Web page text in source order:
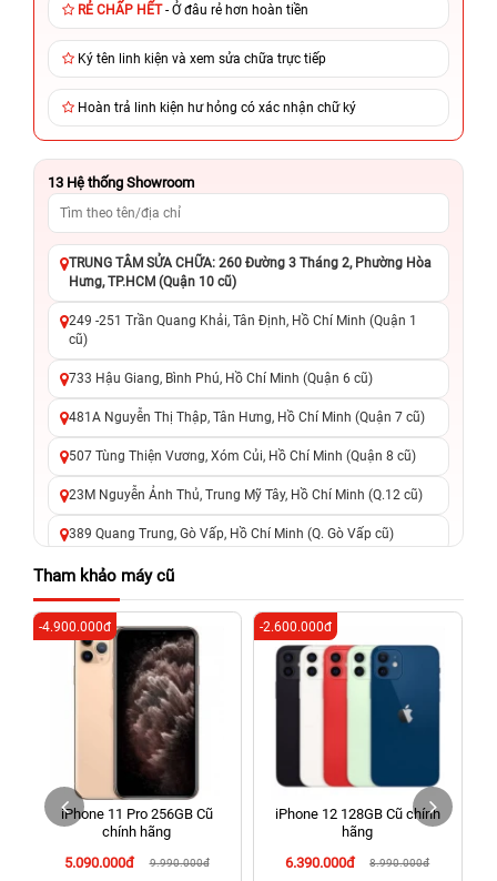
RẺ CHẤP HẾT- Ở đâu rẻ hơn hoàn tiền
Ký tên linh kiện và xem sửa chữa trực tiếp
Hoàn trả linh kiện hư hỏng có xác nhận chữ ký
13 Hệ thống Showroom
TRUNG TÂM SỬA CHỮA: 260 Đường 3 Tháng 2, Phường Hòa
Hưng, TP.HCM (Quận 10 cũ)
249 -251 Trần Quang Khải, Tân Định, Hồ Chí Minh (Quận 1
cũ)
733 Hậu Giang, Bình Phú, Hồ Chí Minh (Quận 6 cũ)
481A Nguyễn Thị Thập, Tân Hưng, Hồ Chí Minh (Quận 7 cũ)
507 Tùng Thiện Vương, Xóm Củi, Hồ Chí Minh (Quận 8 cũ)
23M Nguyễn Ảnh Thủ, Trung Mỹ Tây, Hồ Chí Minh (Q.12 cũ)
389 Quang Trung, Gò Vấp, Hồ Chí Minh (Q. Gò Vấp cũ)
625 - 625A Âu Cơ, Tân Phú, Hồ Chí Minh (Quận Tân Phú cũ)
326 Lê Văn Việt, Tăng Nhơn Phú, Hồ Chí Minh (Q.9 TP. Thủ
Đức cũ)
256 Võ Văn Ngân, Thủ Đức, Hồ Chí Minh (Bình Thọ, TP. Thủ
Đức Cũ)
70 Nguyễn An Ninh, Dĩ An, Hồ Chí Minh (Bình Dương Cũ)
24h Vũng Tàu: 162A Ba Cu, Vũng Tàu, Hồ Chí Minh (TP. Vũng
Tàu cũ)
198 Hoàng Văn Thụ, Tân Sơn Nhất, Hồ Chí Minh (Tân Bình
Tham khảo máy cũ
iPhone 11 Pro 256GB Cũ
chính hãng
5.090.000đ
9.990.000đ
-4.900.000đ
iPhone 12 128GB Cũ chính
hãng
6.390.000đ
8.990.000đ
-2.600.000đ